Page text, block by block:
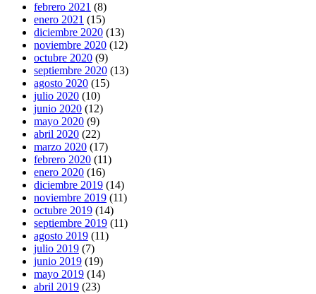
febrero 2021 (8)
enero 2021 (15)
diciembre 2020 (13)
noviembre 2020 (12)
octubre 2020 (9)
septiembre 2020 (13)
agosto 2020 (15)
julio 2020 (10)
junio 2020 (12)
mayo 2020 (9)
abril 2020 (22)
marzo 2020 (17)
febrero 2020 (11)
enero 2020 (16)
diciembre 2019 (14)
noviembre 2019 (11)
octubre 2019 (14)
septiembre 2019 (11)
agosto 2019 (11)
julio 2019 (7)
junio 2019 (19)
mayo 2019 (14)
abril 2019 (23)